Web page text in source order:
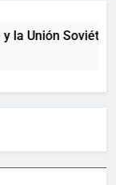
la Unión